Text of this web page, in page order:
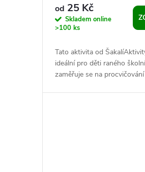
od 25 Kč
Skladem online
>100 ks
Tato aktivita od
ideální pro děti raného
zaměřuje se na